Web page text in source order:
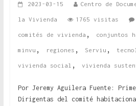
2023-03-15 Centro de
la Vivienda 1765 visitas
comités de vivienda , conjuntos
minvu , regiones , Serviu ,
vivienda social , vivienda
Por Jeremy Aguilera Fuente:
Dirigentas del comité